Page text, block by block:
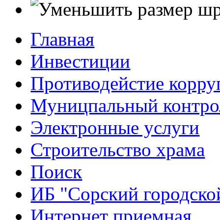
Главная
Инвестиции
Противодейстие
Муницпальный
Электронные услуги
Строительство храма
Поиск
ИБ "Сорский
Интернет приемная